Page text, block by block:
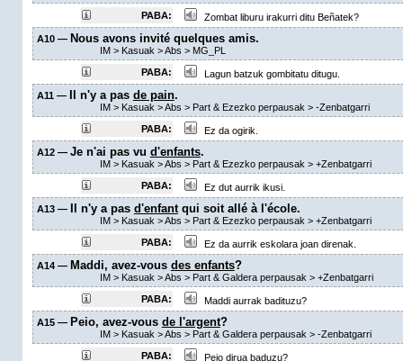
PABA:
Zombat liburu irakurri ditu Beñatek?
A10 — Nous avons invité quelques amis.
IM> Kasuak >Abs > MG_PL
PABA:
Lagun batzuk gombitatu ditugu.
A11 —
Il n'y a pas de pain.
IM> Kasuak >Abs > Part & Ezezko perpausak > -Zenbatgarri
PABA:
Ez da ogirik.
A12 — Je n'ai pas vu d'enfants.
IM> Kasuak >Abs > Part & Ezezko perpausak > +Zenbatgarri
PABA:
Ez dut aurrik ikusi.
A13 —
Il n'y a pas d'enfantqui soit allé à l'école.
IM> Kasuak >Abs > Part & Ezezko perpausak > +Zenbatgarri
PABA:
Ez da aurrik eskolara joan direnak.
A14 — Maddi, avez-vous des enfants?
IM> Kasuak >Abs > Part & Galdera perpausak > +Zenbatgarri
PABA:
Maddi aurrak badituzu?
A15 — Peio, avez-vous de l'argent?
IM> Kasuak >Abs > Part & Galdera perpausak > -Zenbatgarri
PABA:
Peio dirua baduzu?